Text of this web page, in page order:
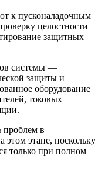
к пусконаладочным
целостности
защитных
системы —
защиты и
оборудование
токовых
проблем в
этом этапе, поскольку
только при полном